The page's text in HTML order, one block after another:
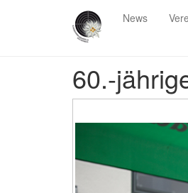
News
60.-